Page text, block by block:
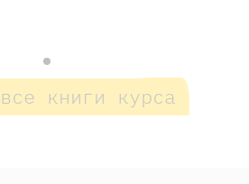
книги курса